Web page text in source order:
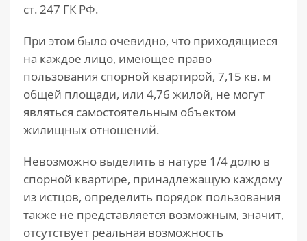
ст. 247 ГК РФ.
При этом было очевидно, что приходящиеся
на каждое лицо, имеющее право
пользования спорной квартирой, 7,15 кв. м
общей площади, или 4,76 жилой, не могут
являться самостоятельным объектом
жилищных отношений.
Невозможно выделить в натуре 1/4 долю в
спорной квартире, принадлежащую каждому
из истцов, определить порядок пользования
также не представляется возможным, значит,
отсутствует реальная возможность